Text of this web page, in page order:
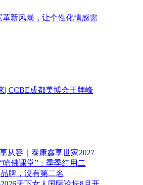
新风暴，让个性化情感需
| CCBE成都美博会王牌峰
从容｜泰康鑫享世家2027
哈佛课堂”：季季红用二
牌，没有第二名